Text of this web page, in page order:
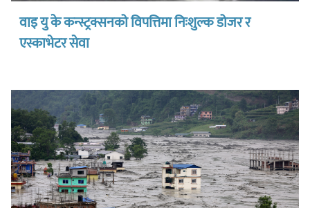
वाइ यु के कन्स्ट्रक्सनको विपत्तिमा निःशुल्क डोजर र
एस्काभेटर सेवा